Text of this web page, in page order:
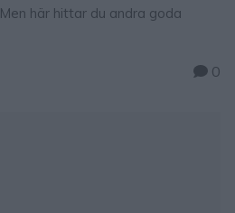
Men här hittar du andra goda
0